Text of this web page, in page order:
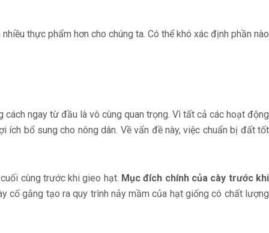
thực phẩm hơn cho chúng ta. Có thể khó xác định phần nào
ngay từ đầu là vô cùng quan trọng. Vì tất cả các hoạt động
ích bổ sung cho nông dân. Về vấn đề này, việc chuẩn bị đất tốt
cùng trước khi gieo hạt. Mục đích chính của cày trước khi
cố gắng tạo ra quy trình nảy mầm của hạt giống có chất lượng